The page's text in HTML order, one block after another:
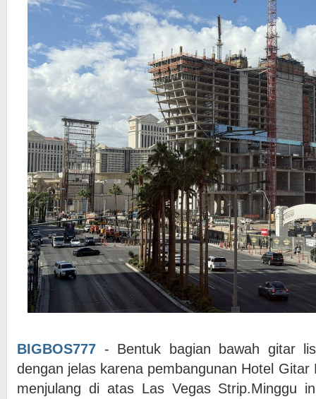
BIGBOS777 - Bentuk bagian bawah gitar
dengan jelas karena pembangunan Hotel Gitar
menjulang di atas Las Vegas Strip.Minggu